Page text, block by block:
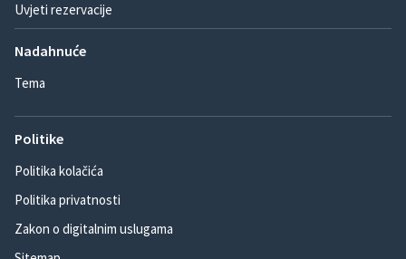
Uvjeti rezervacije
Nadahnuće
Tema
Politike
Politika kolačića
Politika privatnosti
Zakon o digitalnim uslugama